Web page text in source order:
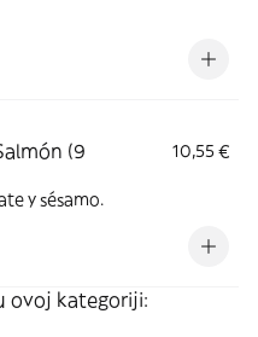
(9
10,55 €
y sésamo.
ovoj kategoriji: